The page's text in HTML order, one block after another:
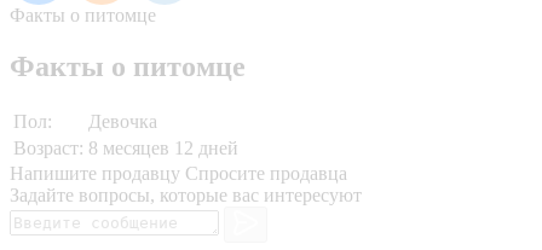
Факты о питомце
Факты о питомце
Пол:
Девочка
Возраст: 8 месяцев 12 дней
Напишите продавцу Спросите продавца
Задайте вопросы, которые вас интересуют